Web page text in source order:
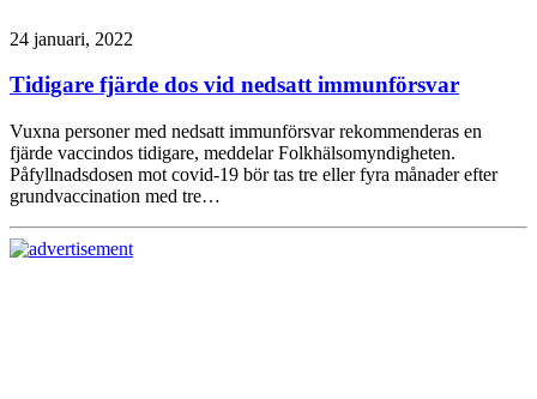
24 januari, 2022
Tidigare fjärde dos vid nedsatt immunförsvar
Vuxna personer med nedsatt immunförsvar rekommenderas en
fjärde vaccindos tidigare, meddelar Folkhälsomyndigheten.
Påfyllnadsdosen mot covid-19 bör tas tre eller fyra månader efter
grundvaccination med tre…